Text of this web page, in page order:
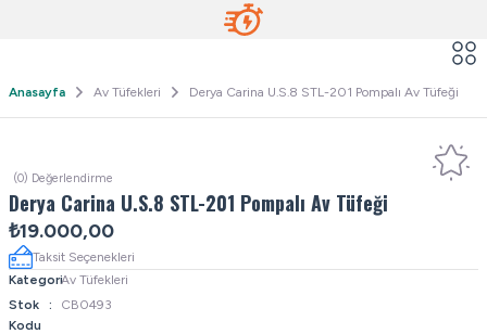
Anasayfa Av Tüfekleri Derya Carina U.S.8 STL-201 Pompalı Av Tüfeği
(0) Değerlendirme
Derya Carina U.S.8 STL-201 Pompalı Av Tüfeği
₺19.000,00
Taksit Seçenekleri
KategoriAv Tüfekleri
Stok
Kodu
CB0493